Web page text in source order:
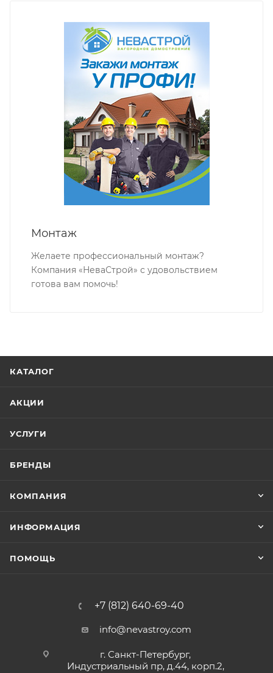
Монтаж
Желаете профессиональный монтаж?
Компания «НеваСтрой» с удовольствием
готова вам помочь!
КАТАЛОГ
АКЦИИ
УСЛУГИ
БРЕНДЫ
КОМПАНИЯ
ИНФОРМАЦИЯ
ПОМОЩЬ
+7 (812) 640-69-40
info@nevastroy.com
г. Санкт-Петербург,
Индустриальный пр, д.44, корп.2,